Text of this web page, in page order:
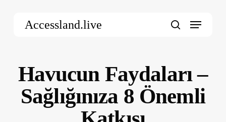
Accessland.live Menu
Havucun Faydaları –
Sağlığınıza 8 Önemli